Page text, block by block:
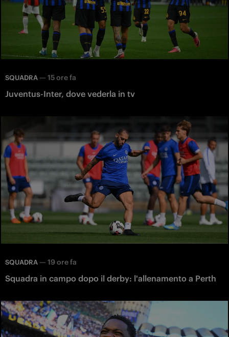
SQUADRA — 15 ore fa
Juventus-Inter, dove vederla in tv
SQUADRA — 19 ore fa
Squadra in campo dopo il derby: l'allenamento a Perth